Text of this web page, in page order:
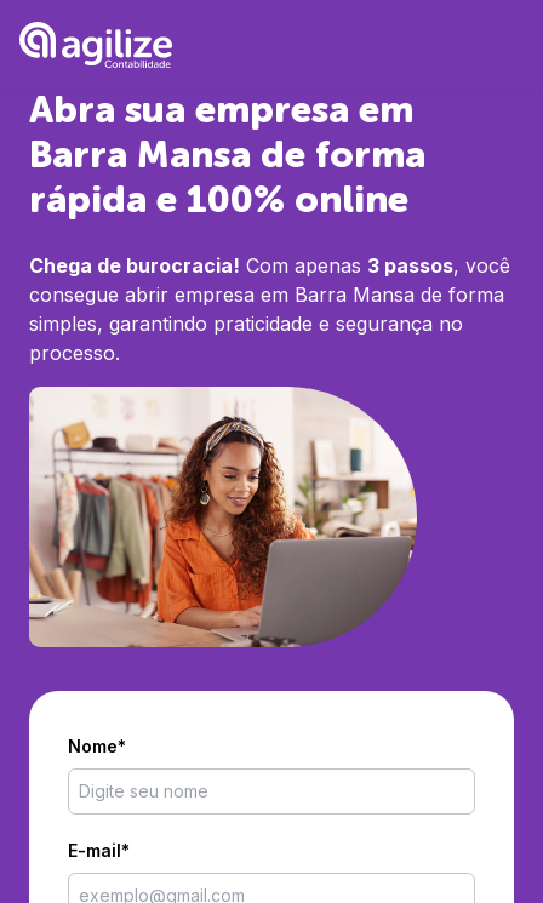
Abra sua empresa em
Barra Mansa de forma
rápida e 100% online
Chega de burocracia! Com apenas 3 passos, você
consegue abrir empresa em Barra Mansa de forma
simples, garantindo praticidade e segurança no
processo.
Nome*
E-mail*